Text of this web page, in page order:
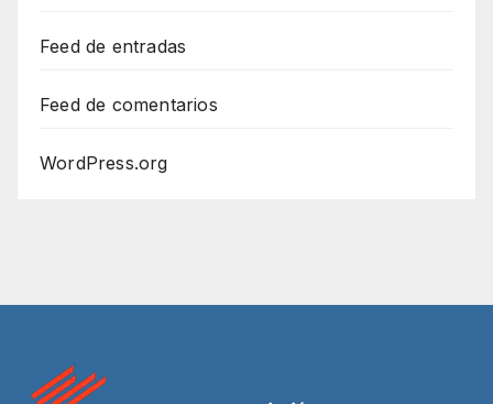
Feed de entradas
Feed de comentarios
WordPress.org